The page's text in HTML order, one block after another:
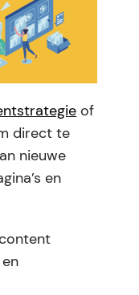
of
direct te
nieuwe
en